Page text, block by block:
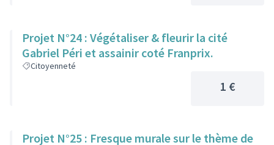
Projet N°24 : Végétaliser & fleurir la cité
Gabriel Péri et assainir coté Franprix.
Citoyenneté
1 €
Projet N°25 : Fresque murale sur le thème de